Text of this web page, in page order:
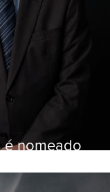
é nomeado